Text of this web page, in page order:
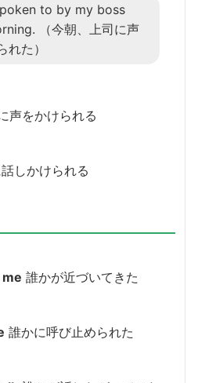
to by my boss
（今朝、上司に声
れた）
声をかけられる
話しかけられる
誰かが近づいてきた
誰かに呼び止められた